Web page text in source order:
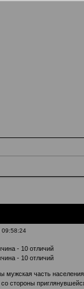
09:58:24
- 10 отличий
- 10 отличий
мужская часть
стороны